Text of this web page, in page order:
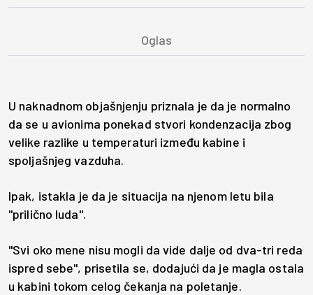
U naknadnom objašnjenju priznala je da je normalno
da se u avionima ponekad stvori kondenzacija zbog
velike razlike u temperaturi između kabine i
spoljašnjeg vazduha.
Ipak, istakla je da je situacija na njenom letu bila
"prilično luda".
"Svi oko mene nisu mogli da vide dalje od dva-tri reda
ispred sebe", prisetila se, dodajući da je magla ostala
u kabini tokom celog čekanja na poletanje.